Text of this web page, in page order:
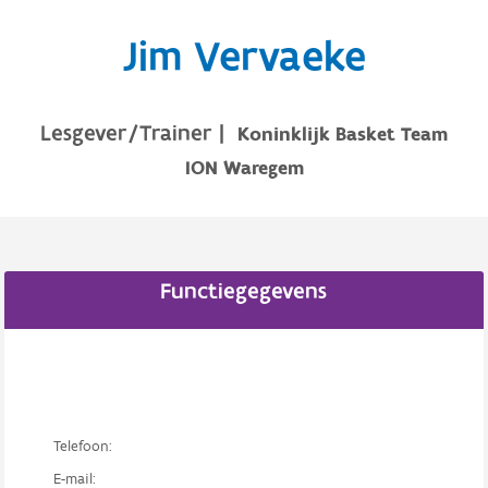
Jim Vervaeke
Lesgever/Trainer |
Koninklijk Basket Team
ION Waregem
Functiegegevens
Telefoon:
E-mail: